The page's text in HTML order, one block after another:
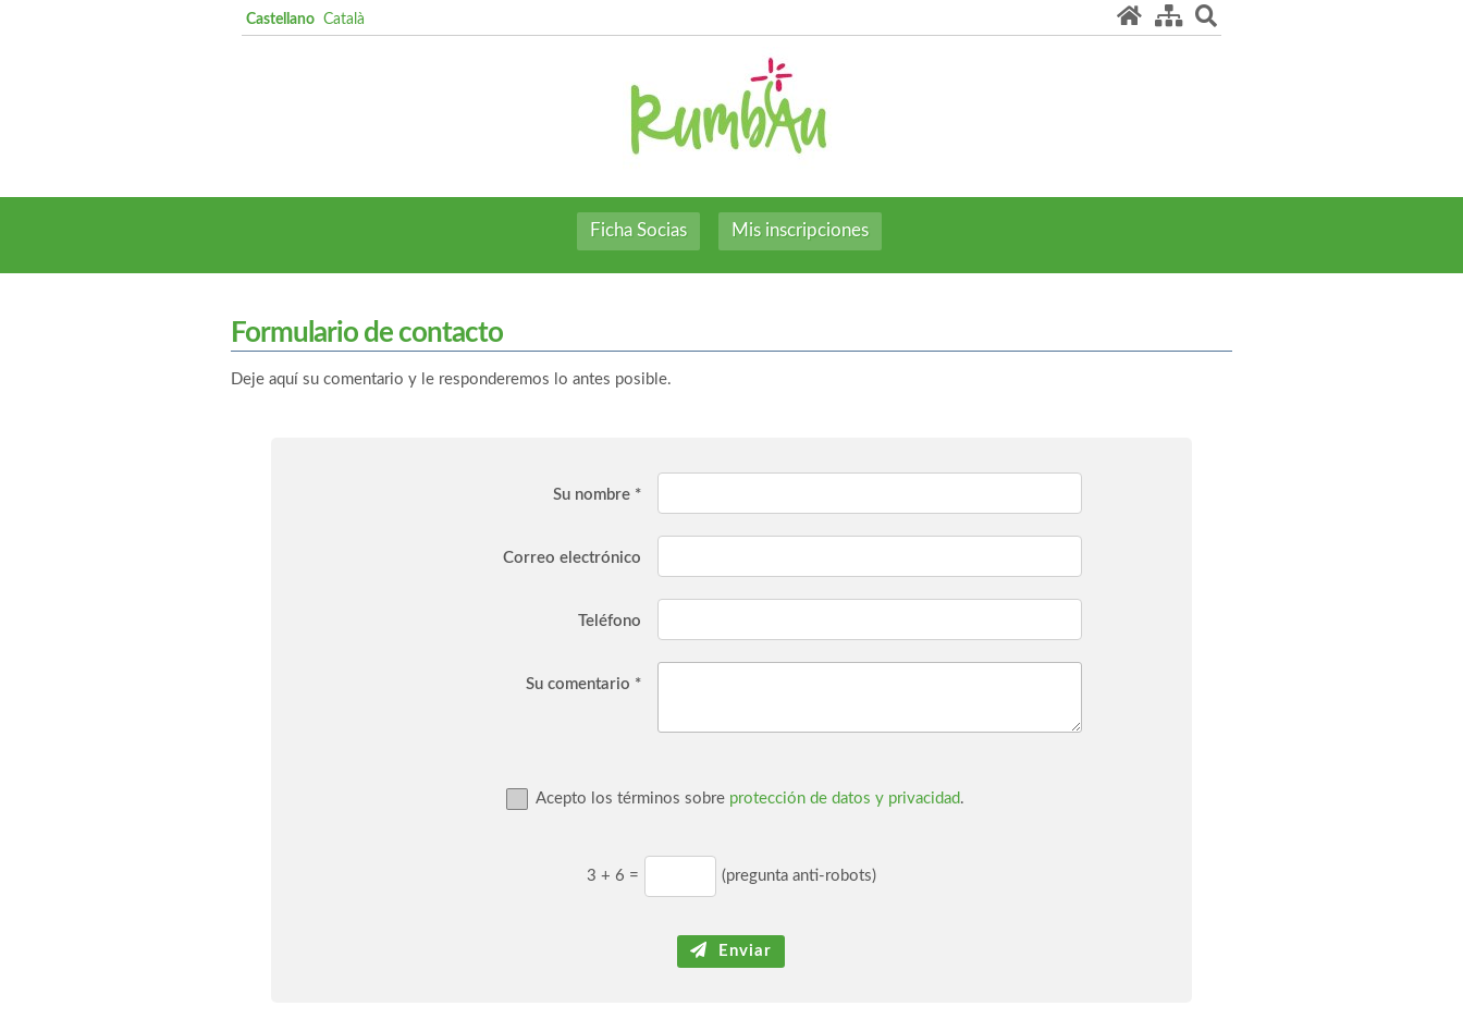
Castellano Català
Ficha Socias Mis inscripciones
Formulario de contacto
Deje aquí su comentario y le responderemos lo antes posible.
Su nombre *
Correo electrónico
Teléfono
Su comentario *
Acepto los términos sobre protección de datos y privacidad .
3 + 6 = (pregunta anti-robots)
Enviar